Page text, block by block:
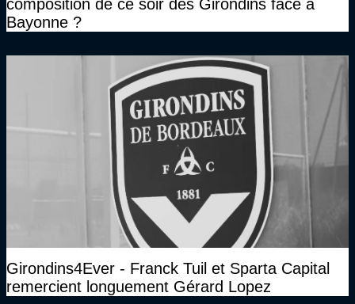
composition de ce soir des Girondins face à
Bayonne ?
Girondins4Ever - Franck Tuil et Sparta Capital
remercient longuement Gérard Lopez